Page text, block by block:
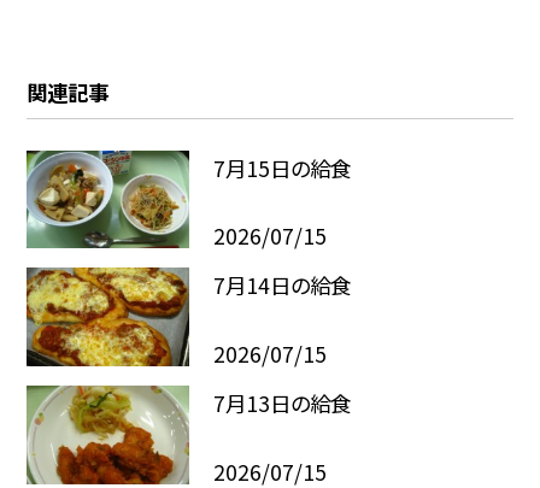
関連記事
7月15日の給食
2026/07/15
7月14日の給食
2026/07/15
7月13日の給食
2026/07/15